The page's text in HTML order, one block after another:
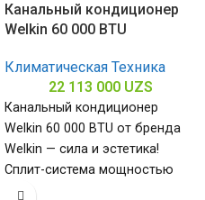
Канальный кондиционер
Welkin 60 000 BTU
Климатическая Техника
22 113 000 UZS
Канальный кондиционер
Welkin 60 000 BTU от бренда
Welkin — сила и эстетика!
Сплит-система мощностью
60000 БТЕ для помещений до